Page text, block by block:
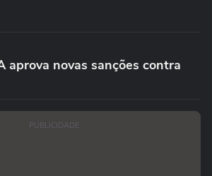
aprova novas sanções contra
PUBLICIDADE